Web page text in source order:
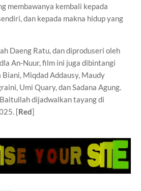
membawanya kembali kepada
dan kepada makna hidup yang
Daeng Ratu, dan diproduseri oleh
An-Nuur, film ini juga dibintangi
Biani, Miqdad Addausy, Maudy
Umi Quary, dan Sadana Agung.
dijadwalkan tayang di
[Red]